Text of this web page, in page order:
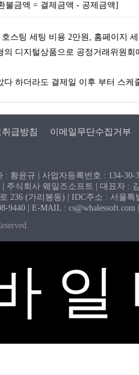
불금액 = 결제금액 - 공제금액]
스팅 세팅 비용 2만원, 홈페이지
의 디지털상품으로 공정거래위원
다 하더라도 결제일 이후 부터 스
급방침 이메일무단수집거부
황윤규 | 사업자등록번호 : 134-
| 주식회사 웨일즈소프트 | 대표자 :
236 (가리봉동) | IDC주소 : 서울
9440 | E-MAIL :
일